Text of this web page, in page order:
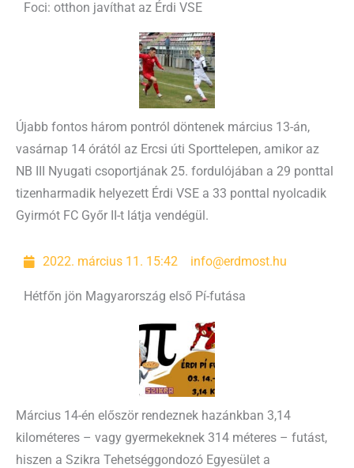
Foci: otthon javíthat az Érdi VSE
Újabb fontos három pontról döntenek március 13-án,
vasárnap 14 órától az Ercsi úti Sporttelepen, amikor az
NB III Nyugati csoportjának 25. fordulójában a 29 ponttal
tizenharmadik helyezett Érdi VSE a 33 ponttal nyolcadik
Gyirmót FC Győr II-t látja vendégül.
2022. március 11. 15:42 info@erdmost.hu
Hétfőn jön Magyarország első Pí-futása
Március 14-én először rendeznek hazánkban 3,14
kilométeres – vagy gyermekeknek 314 méteres – futást,
hiszen a Szikra Tehetséggondozó Egyesület a